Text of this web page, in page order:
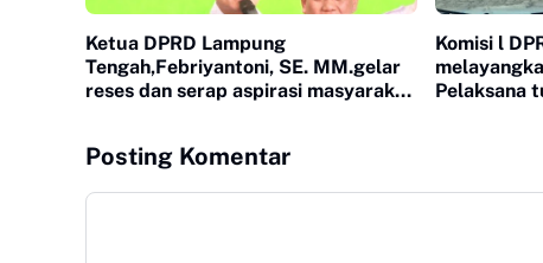
Ketua DPRD Lampung
Tengah,Febriyantoni, SE. MM.gelar
reses dan serap aspirasi masyarakat
nambah Rejo kec. Kotagajah,
Komisi l
Pelaksana
Posting Komentar